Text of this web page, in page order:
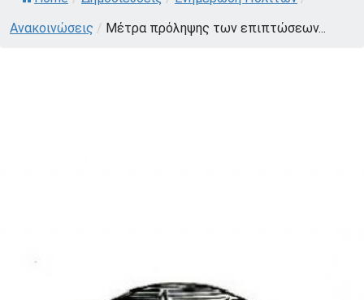
Ανακοινώσεις / Μέτρα πρόληψης των επιπτώσεων...